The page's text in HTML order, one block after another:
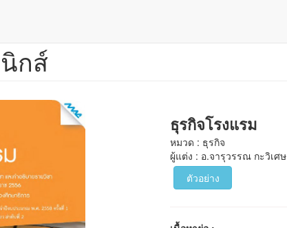
กส์
ธุรกิจโรงแรม
หมวด : ธุรกิจ
ผู้แต่ง : อ.จารุวรรณ กะวิเศษ
ตัวอย่าง